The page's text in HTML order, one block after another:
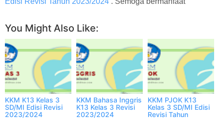
You Might Also Like:
KKM K13 Kelas 3
SD/MI Edisi Revisi
2023/2024
KKM Bahasa Inggris
K13 Kelas 3 Revisi
2023/2024
KKM PJOK K13
Kelas 3 SD/MI Edisi
Revisi Tahun